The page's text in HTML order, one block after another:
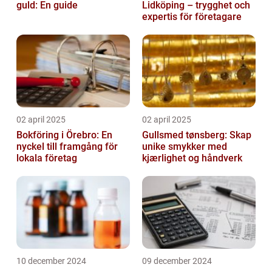
guld: En guide
Lidköping – trygghet och
expertis för företagare
02 april 2025
Bokföring i Örebro: En
nyckel till framgång för
lokala företag
02 april 2025
Gullsmed tønsberg: Skap
unike smykker med
kjærlighet og håndverk
10 december 2024 09 december 2024